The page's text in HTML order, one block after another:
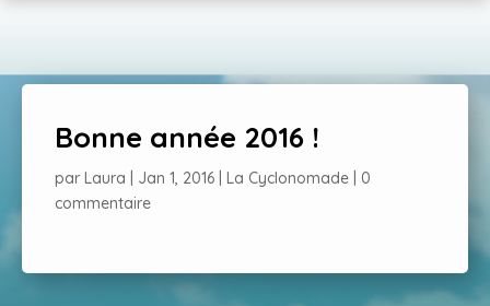
Bonne année 2016 !
par Laura Jan 1, 2016 La Cyclonomade
0
commentaire